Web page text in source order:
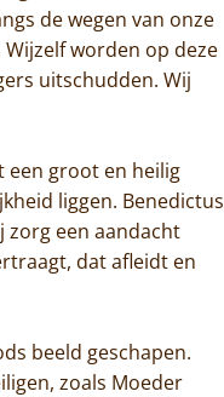
de wegen van onze
worden op deze
uitschudden. Wij
een groot en heilig
liggen. Benedictus
zorg een aandacht
dat afleidt en
beeld geschapen.
zoals Moeder